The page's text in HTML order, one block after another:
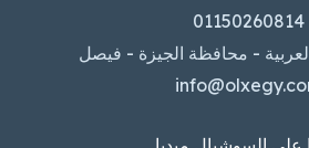
01150260814
- محافظة الجيزة - فيصل